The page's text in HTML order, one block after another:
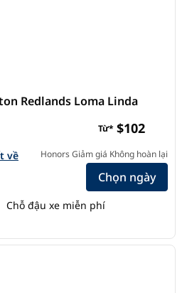
Redlands Loma Linda
cho Home2 Suites by Hilton
về
Từ* $102
Honors Giảm giá Không hoàn lại
Chọn ngày
Chỗ đậu xe miễn phí
1/12
ảnh